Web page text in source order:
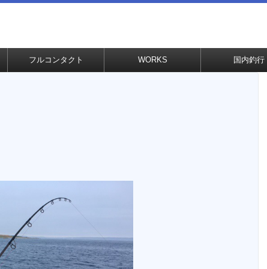
フルコンタクト WORKS 国内釣行